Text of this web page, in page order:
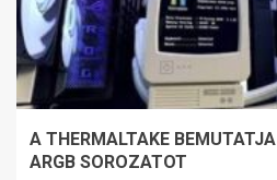
A THERMALTAKE
ARGB SOROZATOT